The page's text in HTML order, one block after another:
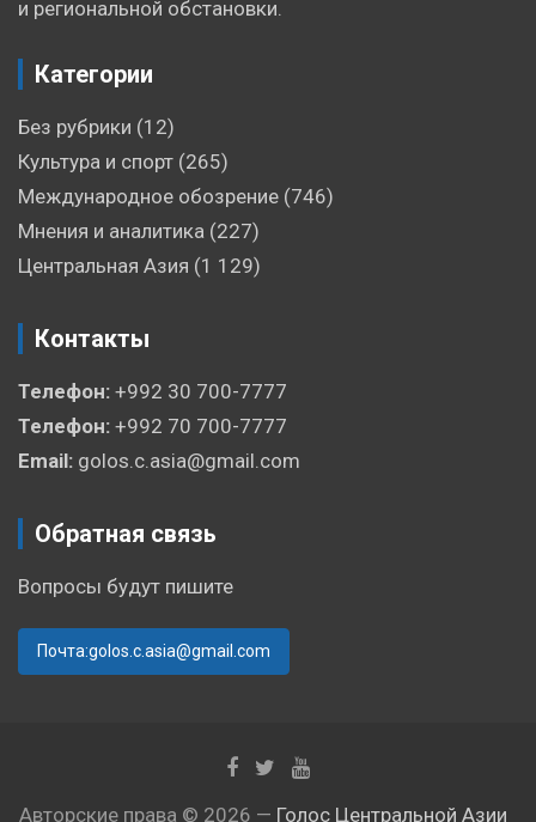
и региональной обстановки.
Категории
Без рубрики (12)
Культура и спорт (265)
Международное обозрение (746)
Мнения и аналитика (227)
Центральная Азия (1 129)
Контакты
Телефон: +992 30 700-7777
Телефон: +992 70 700-7777
Email: golos.c.asia@gmail.com
Обратная связь
Вопросы будут пишите
Почта:golos.c.asia@gmail.com
Авторские права © 2026 — Голос Центральной Азии